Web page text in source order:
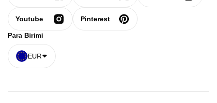
Youtube Pinterest
Para Birimi
EUR